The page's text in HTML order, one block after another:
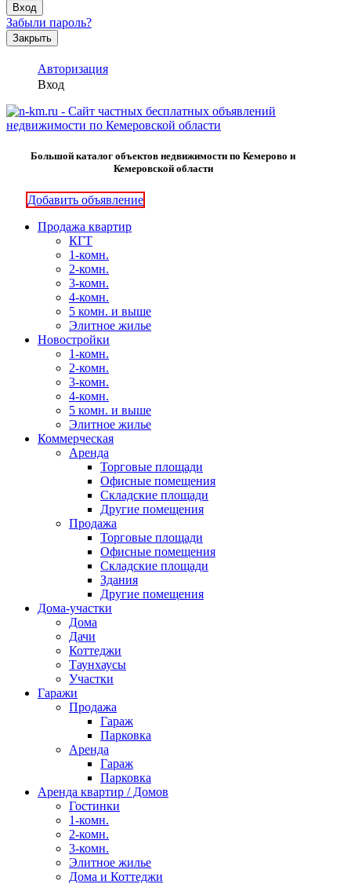
Забыли пароль?
Закрыть
Авторизация
Вход
Большой каталог объектов недвижимости по Кемерово и
Кемеровской области
Добавить объявление
Продажа квартир
КГТ
1-комн.
2-комн.
3-комн.
4-комн.
5 комн. и выше
Элитное жилье
Новостройки
1-комн.
2-комн.
3-комн.
4-комн.
5 комн. и выше
Элитное жилье
Коммерческая
Аренда
Торговые площади
Офисные помещения
Складские площади
Другие помещения
Продажа
Торговые площади
Офисные помещения
Складские площади
Здания
Другие помещения
Дома-участки
Дома
Дачи
Коттеджи
Таунхаусы
Участки
Гаражи
Продажа
Гараж
Парковка
Аренда
Гараж
Парковка
Аренда квартир / Домов
Гостинки
1-комн.
2-комн.
3-комн.
Элитное жилье
Дома и Коттеджи